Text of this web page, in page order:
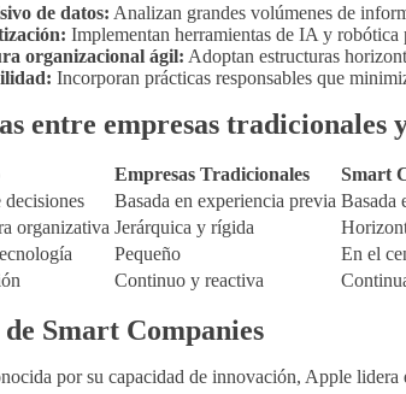
de datos: Analizan grandes volúmenes de
Implementan herramientas de IA y
organizacional ágil: Adoptan estructuras
Incorporan prácticas responsables que
entre empresas tradicionales
Empresas Tradicionales
Smart
decisiones
Basada en experiencia previa Basada
organizativa Jerárquica y rígida
Pequeño
En el
Continuo y reactiva
Smart Companies
por su capacidad de innovación, Apple